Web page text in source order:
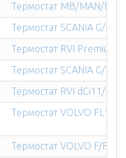
Термостат MB/MAN/
Термостат SCANIA G/P/
Термостат RVI Premium /
Термостат SCANIA G/P/
Термостат RVI dCi11/
Термостат VOLVO
Термостат VOLVO F/